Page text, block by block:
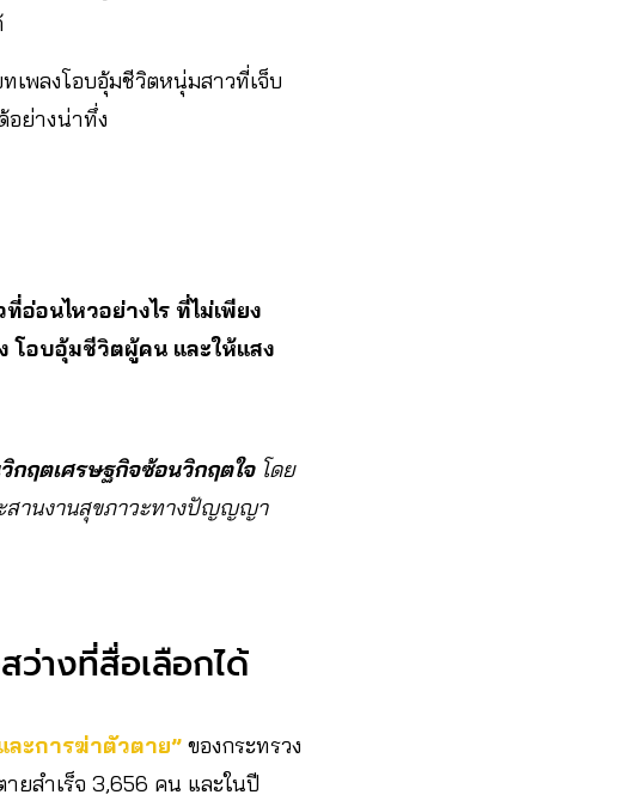
เพลงโอบอุ้มชีวิตหนุ่มสาวที่เจ็บ
อย่างน่าทึ่ง
อนไหวอย่างไร ที่ไม่เพียง
โอบอุ้มชีวิตผู้คน และให้แสง
กฤตเศรษฐกิจซ้อนวิกฤตใจโดย
สานงานสุขภาวะทางปัญญญา
ว่างที่สื่อเลือกได้
ละการฆ่าตัวตาย” ของกระทรวง
ยสำเร็จ 3,656 คน และในปี